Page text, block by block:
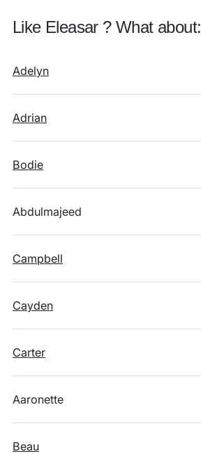
Like Eleasar ? What about:
Adelyn
Adrian
Bodie
Abdulmajeed
Campbell
Cayden
Carter
Aaronette
Beau